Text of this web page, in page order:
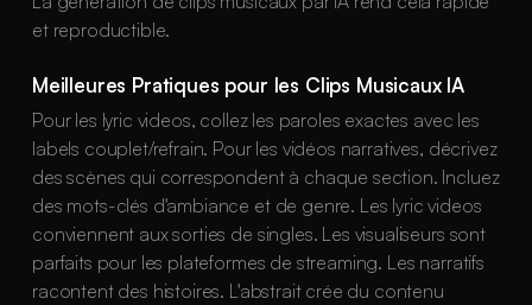
et reproductible.
Meilleures Pratiques pour les Clips Musicaux IA
Pour les lyric videos, collez les paroles exactes avec les
labels couplet/refrain. Pour les vidéos narratives, décrivez
des scènes qui correspondent à chaque section. Incluez
des mots-clés d'ambiance et de genre. Les lyric videos
conviennent aux sorties de singles. Les visualiseurs sont
parfaits pour les plateformes de streaming. Les narratifs
racontent des histoires. L'abstrait crée du contenu